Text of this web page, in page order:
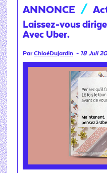
ANNONCE /
Laissez-vous
Avec Uber.
ParChloéDujardin - 18 Juil